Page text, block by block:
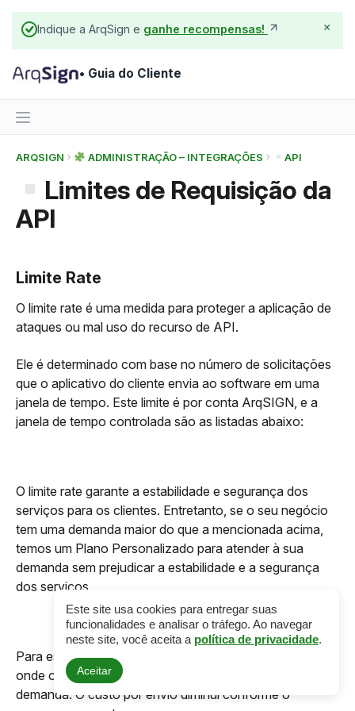
Indique a ArqSign e ganhe recompensas! ×
• Guia do Cliente
ARQSIGN ADMINISTRAÇÃO – INTEGRAÇÕES API
Limites de Requisição da
API
Limite Rate
O limite rate é uma medida para proteger a aplicação de
ataques ou mal uso do recurso de API.
Ele é determinado com base no número de solicitações
que o aplicativo do cliente envia ao software em uma
janela de tempo. Este limite é por conta ArqSIGN, e a
janela de tempo controlada são as listadas abaixo:
O limite rate garante a estabilidade e segurança dos
serviços para os clientes. Entretanto, se o seu negócio
tem uma demanda maior do que a mencionada acima,
temos um Plano Personalizado para atender à sua
demanda sem prejudicar a estabilidade e a segurança
dos serviços.
Para essa opção, oferecemos um plano pós-pago,
onde o faturamento varia de acordo com a sua
demanda. O custo por envio diminui conforme o
Este site usa cookies para entregar suas
funcionalidades e analisar o tráfego. Ao navegar
neste site, você aceita a política de privacidade.
Aceitar